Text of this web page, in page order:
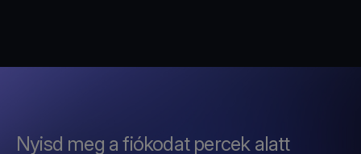
Nyisd meg a fiókodat percek alatt